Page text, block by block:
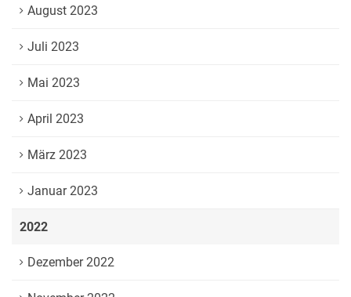
August 2023
Juli 2023
Mai 2023
April 2023
März 2023
Januar 2023
2022
Dezember 2022